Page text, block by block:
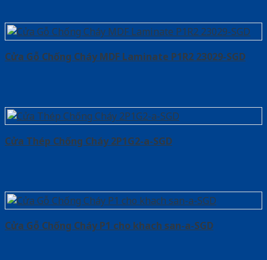
Cửa Gỗ Chống Cháy MDF Laminate P1R2 23029-SGD
Cửa Thép Chống Cháy 2P1G2-a-SGD
Cửa Gỗ Chống Cháy P1 cho khach san-a-SGD